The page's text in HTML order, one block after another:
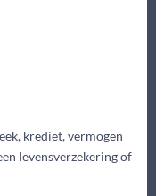
krediet, vermogen
levensverzekering of